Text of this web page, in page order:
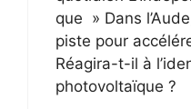
que » Dans
piste pour
Réagira-t-il à
photovoltaïque ?